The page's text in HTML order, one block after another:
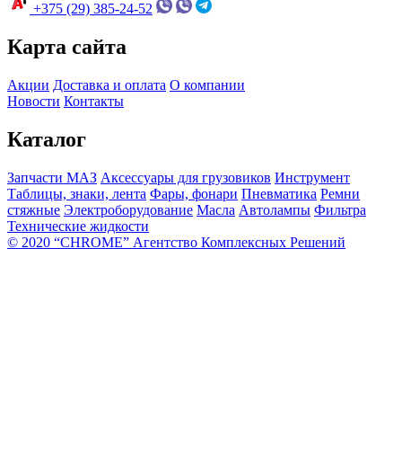
+375 (29) 385-24-52
Карта сайта
Акции Доставка и оплата О компании
Новости Контакты
Каталог
Запчасти МАЗ Аксессуары для грузовиков Инструмент
Таблицы, знаки, лента Фары, фонари Пневматика Ремни
стяжные Электроборудование Масла Автолампы Фильтра
Технические жидкости
© 2020 “CHROME” Агентство Комплексных Решений